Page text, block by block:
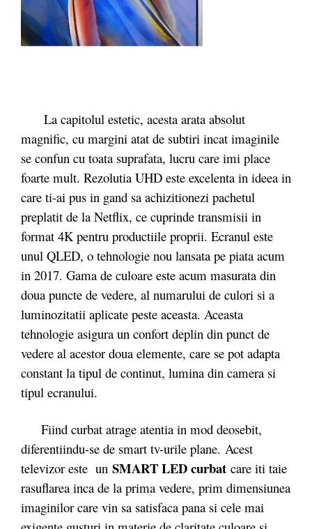
La capitolul estetic, acesta arata absolut
magnific, cu margini atat de subtiri incat imaginile
se confun cu toata suprafata, lucru care imi place
foarte mult. Rezolutia UHD este excelenta in ideea in
care ti-ai pus in gand sa achizitionezi pachetul
preplatit de la Netflix, ce cuprinde transmisii in
format 4K pentru productiile proprii. Ecranul este
unul QLED, o tehnologie nou lansata pe piata acum
in 2017. Gama de culoare este acum masurata din
doua puncte de vedere, al numarului de culori si a
luminozitatii aplicate peste aceasta. Aceasta
tehnologie asigura un confort deplin din punct de
vedere al acestor doua elemente, care se pot adapta
constant la tipul de continut, lumina din camera si
tipul ecranului.
Fiind curbat atrage atentia in mod deosebit,
diferentiindu-se de smart tv-urile plane. Acest
televizor este un SMART LED curbat care iti taie
rasuflarea inca de la prima vedere, prim dimensiunea
imaginilor care vin sa satisfaca pana si cele mai